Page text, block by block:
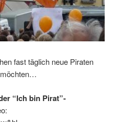
fast täglich neue Piraten
möchten…
“Ich bin Pirat”-